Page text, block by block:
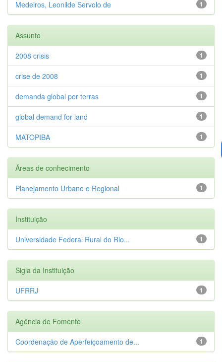
1
Medeiros, Leonilde Servolo de
Assunto
1
2008 crisis
1
crise de 2008
1
demanda global por terras
1
global demand for land
1
MATOPIBA
Áreas de conhecimento
1
Planejamento Urbano e Regional
Instituição
1
Universidade Federal Rural do Rio...
Sigla da Instituição
1
UFRRJ
Agência de Fomento
1
Coordenação de Aperfeiçoamento de...